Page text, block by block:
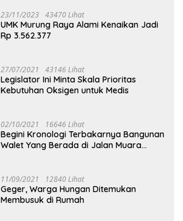
23/11/2023 43470 Lihat
UMK Murung Raya Alami Kenaikan Jadi
Rp 3.562.377
27/07/2021 43146 Lihat
Legislator Ini Minta Skala Prioritas
Kebutuhan Oksigen untuk Medis
02/10/2021 16646 Lihat
Begini Kronologi Terbakarnya Bangunan
Walet Yang Berada di Jalan Muara
11/09/2021 12840 Lihat
Geger, Warga Hungan Ditemukan
Membusuk di Rumah